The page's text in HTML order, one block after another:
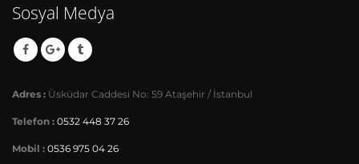
Sosyal Medya
Adres : Üsküdar Caddesi No: 59 Ataşehir / İstanbul
Telefon : 0532 448 37 26
Mobil : 0536 975 04 26